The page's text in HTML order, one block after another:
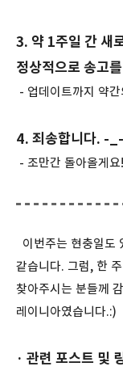
3. 약 1주일 간 새
정상적으로 송고
- 업데이트까지 약
4. 죄송합니다. -
- 조만간 돌아올게요!
이번주는 현충일도
같습니다. 그럼, 한
찾아주시는 분들께
레이니아였습니다.:)
· 관련 포스트 및